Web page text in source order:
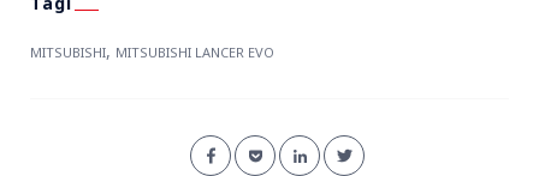
MITSUBISHI, MITSUBISHI LANCER EVO